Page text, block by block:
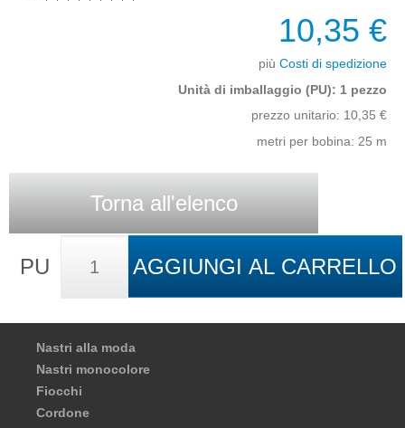
10,35 €
più Costi di spedizione
Unità di imballaggio (PU): 1 pezzo
prezzo unitario: 10,35 €
metri per bobina: 25 m
Torna all'elenco
PU AGGIUNGI AL CARRELLO
Nastri alla moda
Nastri monocolore
Fiocchi
Cordone